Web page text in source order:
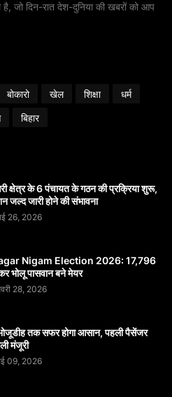
जो दिन-रात देश-दुनिया की खबरों को आप
बोकारो खेल शिक्षा
धर्म
बिहार
क्षेत्र के 6 पंचायत के गठन की प्रक्रिया शुरू,
जल्द जारी होने की संभावना
26, 2026
Nigam Election 2026: 17,796
भोलू पासवान बने मेयर
28, 2026
तक सफर होगा आसान, पहली पैसेंजर
मंजूरी
09, 2026